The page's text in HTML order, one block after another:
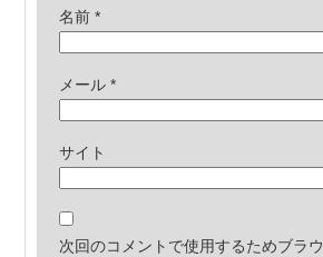
名前*
メール*
サイト
次回のコメントで使用するためブラ